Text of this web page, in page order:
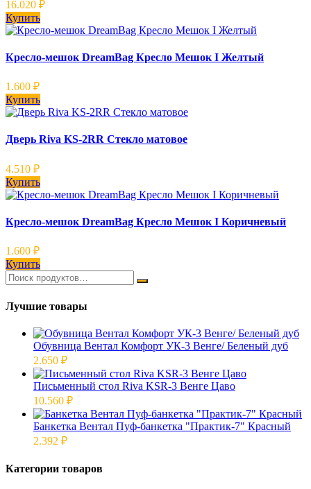
16.020 ₽
Купить
Кресло-мешок DreamBag Кресло Мешок I Желтый
1.600 ₽
Купить
Дверь Riva KS-2RR Стекло матовое
4.510 ₽
Купить
Кресло-мешок DreamBag Кресло Мешок I Коричневый
1.600 ₽
Купить
Лучшие товары
Обувница Вентал Комфорт УК-3 Венге/ Беленый дуб
2.650 ₽
Письменный стол Riva KSR-3 Венге Цаво
10.560 ₽
Банкетка Вентал Пуф-банкетка "Практик-7" Красный
2.392 ₽
Категории товаров